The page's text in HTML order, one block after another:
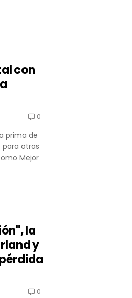
con
0
prima de
para otras
Mejor
la
y
0